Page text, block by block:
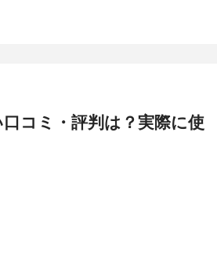
コミ・評判は？実際に使